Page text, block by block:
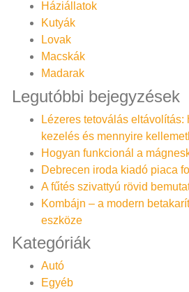
Háziállatok
Kutyák
Lovak
Macskák
Madarak
Legutóbbi bejegyzések
Lézeres tetoválás eltávolítás:
kezelés és mennyire
Hogyan funkcionál a
Debrecen iroda kiadó piaca
A fűtés szivattyú rövid
Kombájn – a modern
eszköze
Kategóriák
Autó
Egyéb